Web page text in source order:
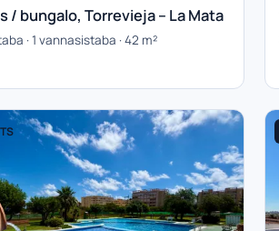
/ bungalo, Torrevieja – La Mata
· 1 vannasistaba · 42 m²